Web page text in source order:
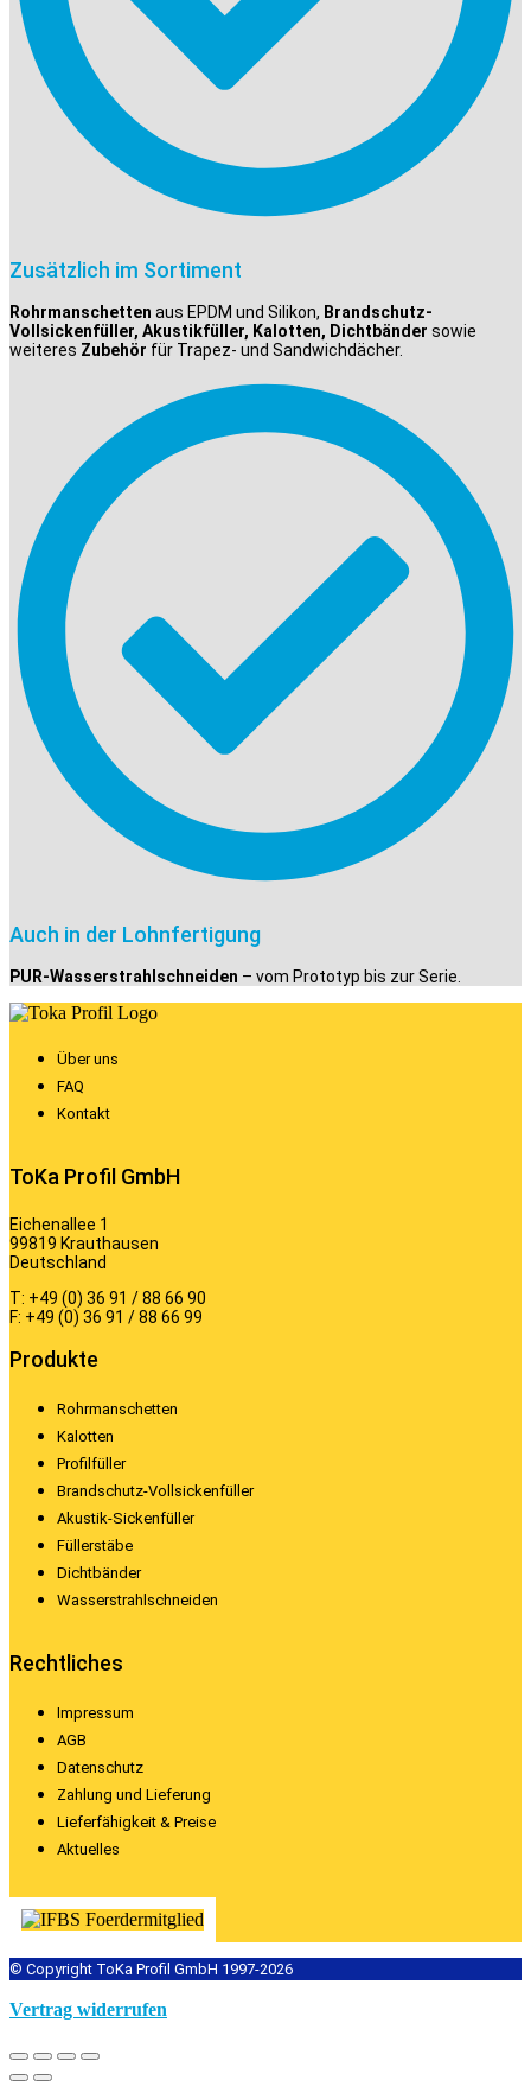
Zusätzlich im Sortiment
Rohrmanschetten aus EPDM und Silikon, Brandschutz-
Vollsickenfüller, Akustikfüller, Kalotten, Dichtbänder sowie
weiteres Zubehör für Trapez- und Sandwichdächer.
Auch in der Lohnfertigung
PUR-Wasserstrahlschneiden – vom Prototyp bis zur Serie.
Über uns
FAQ
Kontakt
ToKa Profil GmbH
Eichenallee 1
99819 Krauthausen
Deutschland
T: +49 (0) 36 91 / 88 66 90
F: +49 (0) 36 91 / 88 66 99
Produkte
Rohrmanschetten
Kalotten
Profilfüller
Brandschutz-Vollsickenfüller
Akustik-Sickenfüller
Füllerstäbe
Dichtbänder
Wasserstrahlschneiden
Rechtliches
Impressum
AGB
Datenschutz
Zahlung und Lieferung
Lieferfähigkeit & Preise
Aktuelles
© Copyright ToKa Profil GmbH 1997-2026
Vertrag widerrufen